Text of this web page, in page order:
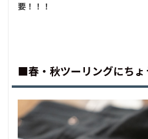
要！！！
■春・秋ツーリングにちょ